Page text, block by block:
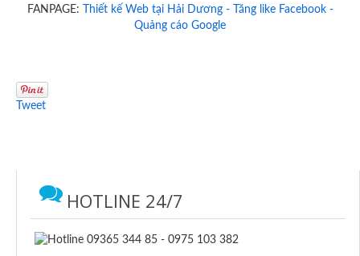
FANPAGE:
Thiết kế Web tại Hải Dương - Tăng like Facebook -
Quảng cáo Google
Tweet
HOTLINE 24/7